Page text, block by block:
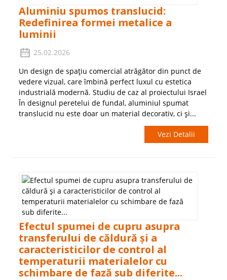
Aluminiu spumos translucid:
Redefinirea formei metalice a
luminii
25.02.2026
Un design de spațiu comercial atrăgător din punct de
vedere vizual, care îmbină perfect luxul cu estetica
industrială modernă. Studiu de caz al proiectului Israel
În designul peretelui de fundal, aluminiul spumat
translucid nu este doar un material decorativ, ci și...
Vezi Detalii
Efectul spumei de cupru asupra
transferului de căldură și a
caracteristicilor de control al
temperaturii materialelor cu
schimbare de fază sub diferite...